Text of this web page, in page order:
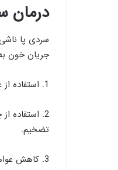
درمان
سردی پا
جریان خون
1. استفاده از غذای گرم و اندکی تمرین استراحت، جنبشات ساده برای جریان خون بهتر به پاها ایجاد می‌کنند.
2. استفاده
تضخیم.
3. کاهش عوامل تحریک کننده مانند استفاده از کفش مناسب و جلوگیری از برخورد پاها با سطوح سخت.